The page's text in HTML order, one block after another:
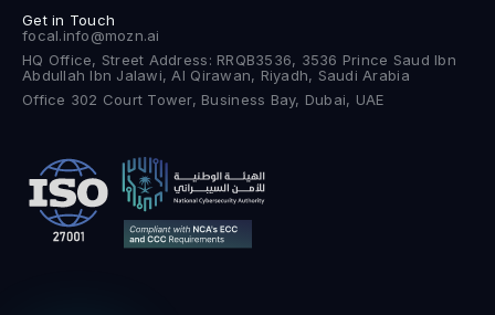
Get in Touch
focal.info@mozn.ai
HQ Office, Street Address: RRQB3536, 3536 Prince Saud Ibn
Abdullah Ibn Jalawi, Al Qirawan, Riyadh, Saudi Arabia
Office 302 Court Tower, Business Bay, Dubai, UAE